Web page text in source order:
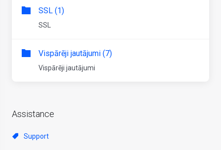
Assistance
Support
SSL (1)
SSL
Vispārēji jautājumi (7)
Vispārēji jautājumi